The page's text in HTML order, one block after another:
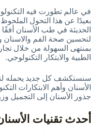
في عالم تطورت فيه
بعيدًا عن هذا التحول
الحديثة في طب الأسنان أفقًا
لتحسين صحة الفم والاسنان
بمنتهى السهولة من خلال
الطبية والابتكار التكنولوجي.
سنستكشف كل جديد يحمله
الأسنان وأهم الابتكارات
جذور الأسنان إلى التجميل
أحدث تقنيات